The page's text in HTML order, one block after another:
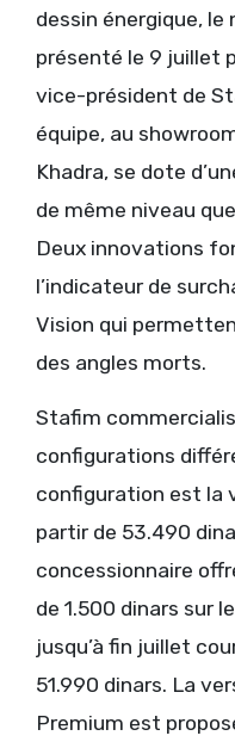
dessin énergique,
présenté le 9 juillet
vice-président de
équipe, au
Khadra, se dote
de même niveau
Deux innovations
l’indicateur de
Vision qui
des angles morts.
Stafim
configurations
configuration est la
partir de 53.490
concessionnaire
de 1.500 dinars sur
jusqu’à fin juillet
51.990 dinars. La
Premium est